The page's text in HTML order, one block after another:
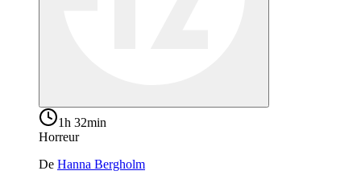
1h 32min
Horreur
De Hanna Bergholm